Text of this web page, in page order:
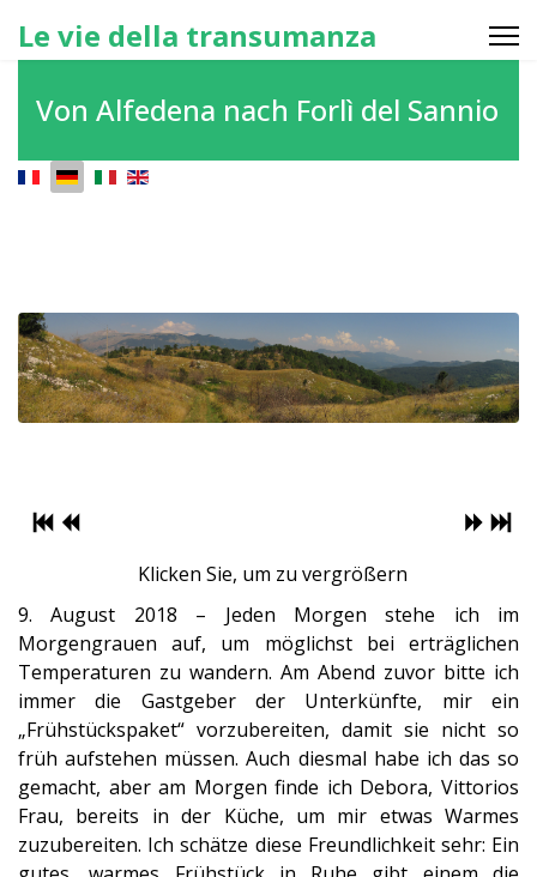
Le vie della transumanza
Von Alfedena nach Forlì del Sannio
Sprache auswählen
Klicken Sie, um zu vergrößern
9. August 2018 – Jeden Morgen stehe ich im
Morgengrauen auf, um möglichst bei erträglichen
Temperaturen zu wandern. Am Abend zuvor bitte ich
immer die Gastgeber der Unterkünfte, mir ein
„Frühstückspaket“ vorzubereiten, damit sie nicht so
früh aufstehen müssen. Auch diesmal habe ich das so
gemacht, aber am Morgen finde ich Debora, Vittorios
Frau, bereits in der Küche, um mir etwas Warmes
zuzubereiten. Ich schätze diese Freundlichkeit sehr: Ein